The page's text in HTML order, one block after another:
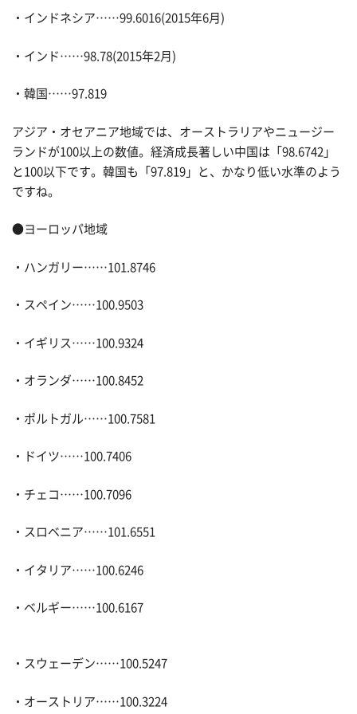
・インドネシア……99.6016(2015年6月)
・インド……98.78(2015年2月)
・韓国……97.819
アジア・オセアニア地域では、オーストラリアやニュージー
ランドが100以上の数値。経済成長著しい中国は「98.6742」
と100以下です。韓国も「97.819」と、かなり低い水準のよう
ですね。
●ヨーロッパ地域
・ハンガリー……101.8746
・スペイン……100.9503
・イギリス……100.9324
・オランダ……100.8452
・ポルトガル……100.7581
・ドイツ……100.7406
・チェコ……100.7096
・スロベニア……101.6551
・イタリア……100.6246
・ベルギー……100.6167
・スウェーデン……100.5247
・オーストリア……100.3224